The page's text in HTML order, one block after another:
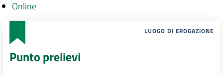
Online
LUOGO DI EROGAZIONE
Punto prelievi